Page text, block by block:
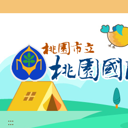
:::